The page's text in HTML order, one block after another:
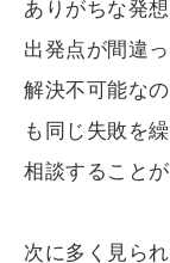
ありがちな発想
出発点が間違
解決不可能な
も同じ失敗を
相談すること
次に多く見ら